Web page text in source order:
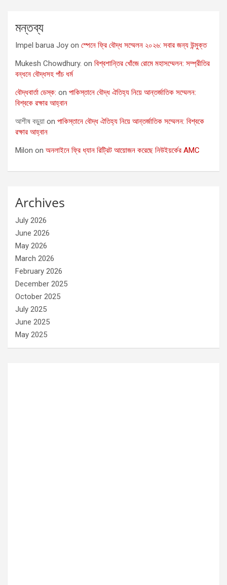
মন্তব্য
Impel barua Joy on স্পেনে ফ্রি বৌদ্ধ সম্মেলন ২০২৬: সবার জন্য উন্মুক্ত
Mukesh Chowdhury. on বিশ্বশান্তির খোঁজে রোমে মহাসম্মেলন: সম্প্রীতির
বন্ধনে বৌদ্ধসহ পাঁচ ধর্ম
বৌদ্ধবার্তা ডেস্ক: on পাকিস্তানে বৌদ্ধ ঐতিহ্য নিয়ে আন্তর্জাতিক সম্মেলন:
বিশ্বকে রক্ষার আহ্বান
আশীষ বড়ুয়া on পাকিস্তানে বৌদ্ধ ঐতিহ্য নিয়ে আন্তর্জাতিক সম্মেলন: বিশ্বকে
রক্ষার আহ্বান
Milon on অনলাইনে ফ্রি ধ্যান রিট্রিট আয়োজন করেছে নিউইয়র্কের AMC
Archives
July 2026
June 2026
May 2026
March 2026
February 2026
December 2025
October 2025
July 2025
June 2025
May 2025